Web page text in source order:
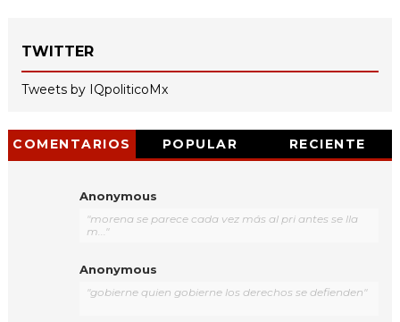
TWITTER
Tweets by IQpoliticoMx
COMENTARIOS POPULAR RECIENTE
Anonymous
"morena se parece cada vez más al pri antes se lla
m..."
Anonymous
"gobierne quien gobierne los derechos se defienden"